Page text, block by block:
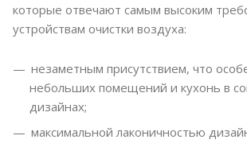
которые отвечают самым высоким
устройствам очистки воздуха:
незаметным присутствием, что
небольших помещений и кухонь в
дизайнах;
максимальной лаконичностью